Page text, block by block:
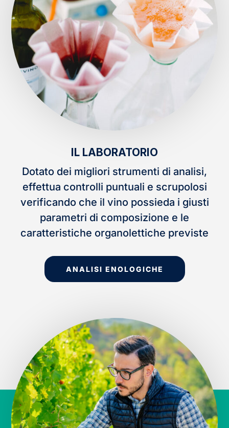
IL LABORATORIO
Dotato dei migliori strumenti di analisi,
effettua controlli puntuali e scrupolosi
verificando che il vino possieda i giusti
parametri di composizione e le
caratteristiche organolettiche previste
ANALISI ENOLOGICHE